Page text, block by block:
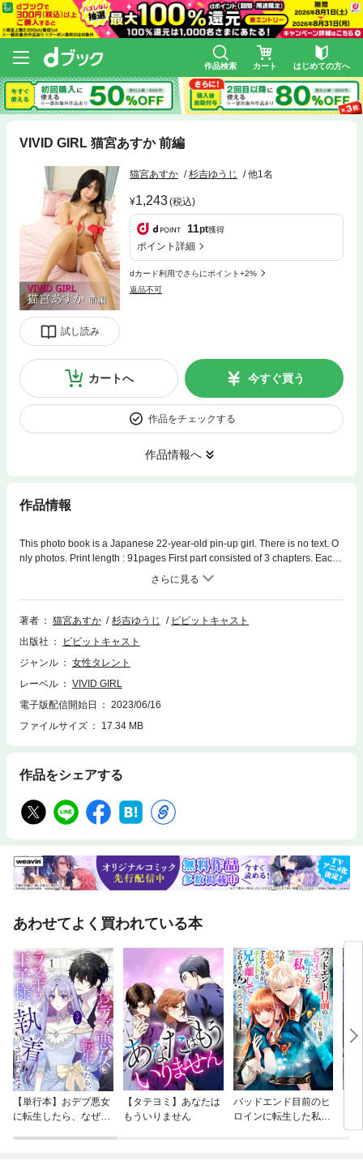
作品検索 カート はじめての方へ
VIVID GIRL 猫宮あすか 前編
試し読み
猫宮あすか 杉吉ゆうじ 他1名
1,243(税込)
11pt獲得
ポイント詳細
dカード利用でさらにポイント+2%
返品不可
カートへ 今すぐ買う
作品をチェックする
作品情報へ
作品情報
This photo book is a Japanese 22-year-old pin-up girl. There is no text. O
nly photos. Print length : 91pages First part consisted of 3 chapters. Each
chapter is one costume. ２１才以上の大人の雰囲気を兼ね備えた女性を、
キュート&セクシーに表現する撮り下ろし写真集シリーズ「ビビットガー
ル」。 スレンダーなのに お尻は、プリッと魅力的。 ドーリーフェイスの
子猫ちゃん。 大人の色気も垣間見る。 「VIVID GIRL 猫宮あすか 前編」
宮あすか（ねこみやあすか） 生年月日：2000年7月9日 出身：東京都 身
長：155cm サイズ： B80(E) -W61-H87 趣味：シナモロールグッズ集め 特
著者 猫宮あすか 杉吉ゆうじ
ビビットキャスト
出版社
ビビットキャスト
ジャンル
女性タレント
レーベル
VIVID GIRL
電子版配信開始日
2023/06/16
ファイルサイズ
17.34 MB
作品をシェアする
あわせてよく買われている本
【単行本】おデブ悪女
に転生したら、なぜか
【タテヨミ】あなたは
もういりません
バッドエンド目前のヒ
ロインに転生した私、